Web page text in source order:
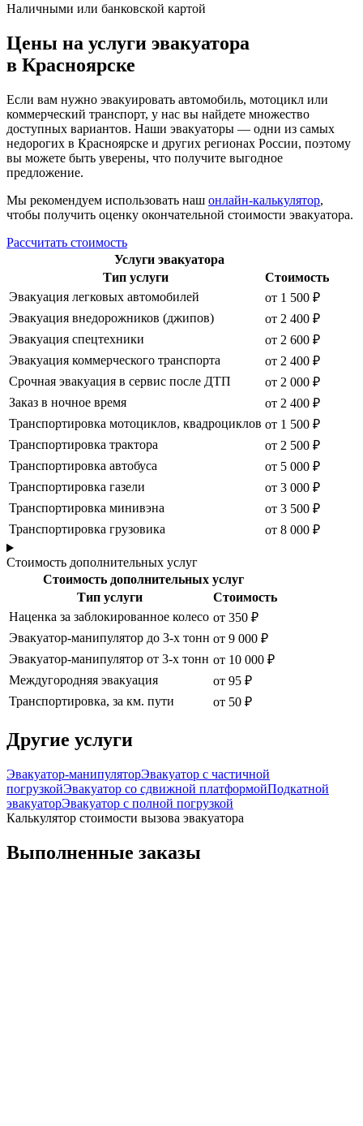
Наличными или банковской картой
Цены на услуги эвакуатора
в Красноярске
Если вам нужно эвакуировать автомобиль, мотоцикл или
коммерческий транспорт, у нас вы найдете множество
доступных вариантов. Наши эвакуаторы — одни из самых
недорогих в Красноярске и других регионах России, поэтому
вы можете быть уверены, что получите выгодное
предложение.
Мы рекомендуем использовать наш онлайн-калькулятор,
чтобы получить оценку окончательной стоимости эвакуатора.
Рассчитать стоимость
Услуги эвакуатора
Тип услуги
Стоимость
Эвакуация легковых автомобилей
от 1 500 ₽
Эвакуация внедорожников (джипов)
от 2 400 ₽
Эвакуация спецтехники
от 2 600 ₽
Эвакуация коммерческого транспорта
от 2 400 ₽
Срочная эвакуация в сервис после ДТП
от 2 000 ₽
Заказ в ночное время
от 2 400 ₽
Транспортировка мотоциклов, квадроциклов от 1 500 ₽
Транспортировка трактора
от 2 500 ₽
Транспортировка автобуса
от 5 000 ₽
Транспортировка газели
от 3 000 ₽
Транспортировка минивэна
от 3 500 ₽
Транспортировка грузовика
от 8 000 ₽
Стоимость дополнительных услуг
Стоимость дополнительных услуг
Тип услуги
Стоимость
Наценка за заблокированное колесо от 350 ₽
Эвакуатор-манипулятор до 3-х тонн от 9 000 ₽
Эвакуатор-манипулятор от 3-х тонн от 10 000 ₽
Междугородняя эвакуация
от 95 ₽
Транспортировка, за км. пути
от 50 ₽
Другие услуги
Эвакуатор-манипуляторЭвакуатор с частичной
погрузкойЭвакуатор со сдвижной платформойПодкатной
эвакуаторЭвакуатор с полной погрузкой
Калькулятор стоимости вызова эвакуатора
Выполненные заказы